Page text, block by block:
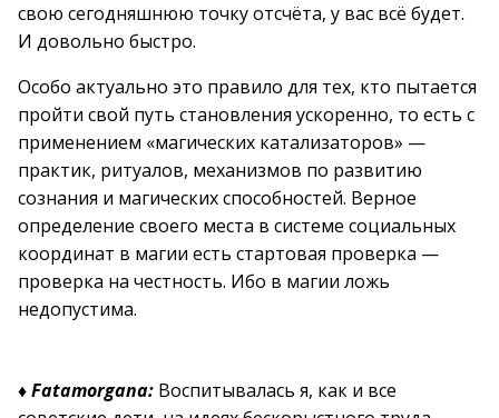
свою сегодняшнюю точку отсчёта, у вас всё будет.
И довольно быстро.
Особо актуально это правило для тех, кто пытается
пройти свой путь становления ускоренно, то есть с
применением «магических катализаторов» —
практик, ритуалов, механизмов по развитию
сознания и магических способностей. Верное
определение своего места в системе социальных
координат в магии есть стартовая проверка —
проверка на честность. Ибо в магии ложь
недопустима.
♦Fatamorgana: Воспитывалась я, как и все